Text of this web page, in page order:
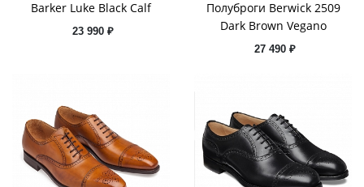
Barker Luke Black Calf
23 990 ₽
Полуброги Berwick 2509
Dark Brown Vegano
27 490 ₽